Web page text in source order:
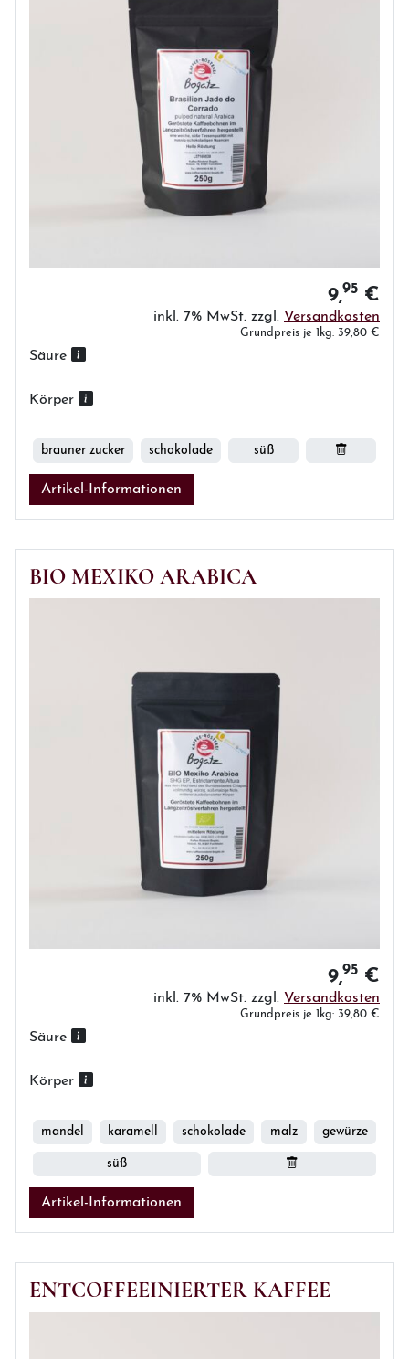
9,95 €
inkl. 7% MwSt. zzgl. Versandkosten
Grundpreis je 1kg: 39,80 €
Säure
Körper
brauner zucker schokolade süß
Artikel-Informationen
BIO MEXIKO ARABICA
9,95 €
inkl. 7% MwSt. zzgl. Versandkosten
Grundpreis je 1kg: 39,80 €
Säure
Körper
mandel karamell schokolade malz gewürze
süß
Artikel-Informationen
ENTCOFFEEINIERTER KAFFEE